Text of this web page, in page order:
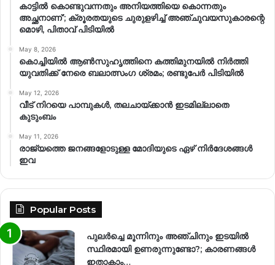
കാട്ടിൽ കൊണ്ടുവന്നതും അനിയത്തിയെ കൊന്നതും
അച്ഛനാണ്’; ക്രൂരതയുടെ ചുരുളഴിച്ച് അഞ്ചുവയസുകാരന്റെ
മൊഴി, പിതാവ് പിടിയിൽ
May 8, 2026
കൊച്ചിയിൽ ആൺസുഹൃത്തിനെ കത്തിമുനയിൽ നിർത്തി
യുവതിക്ക് നേരെ ബലാത്സംഗ​ ശ്രമം; രണ്ടുപേർ പിടിയിൽ
May 12, 2026
വീട് നിറയെ പാമ്പുകൾ, തലചായ്ക്കാൻ ഇടമില്ലാതെ
കുടുംബം
May 11, 2026
രാജ്യത്തെ ജനങ്ങളോടുള്ള മോദിയുടെ ഏഴ് നിര്‍ദേശങ്ങള്‍
ഇവ
Popular Posts
പുലർച്ചെ മൂന്നിനും അഞ്ചിനും ഇടയിൽ
സ്ഥിരമായി ഉണരുന്നുണ്ടോ?; കാരണങ്ങള്‍
ഇതാകാം…